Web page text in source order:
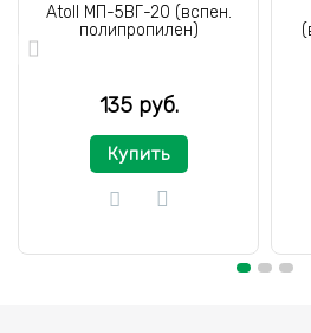
Atoll МП-5ВГ-20 (вспен.
полипропилен)
135 руб.
Купить